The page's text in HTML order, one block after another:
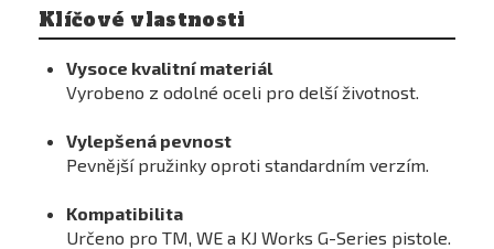
Klíčové vlastnosti
Vysoce kvalitní materiál
Vyrobeno z odolné oceli pro delší životnost.
Vylepšená pevnost
Pevnější pružinky oproti standardním verzím.
Kompatibilita
Určeno pro TM, WE a KJ Works G-Series pistole.